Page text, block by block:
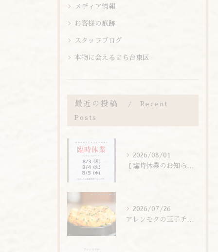
メディア情報
お客様の痕跡
スタッフブログ
本物に会えるまち台東区
最近の投稿 Recent
Posts
2026/08/01
【臨時休業のお知らせ】
2026/07/26
アレンモクの玉子チムは、玉子を惜しまず6個分使用しています！